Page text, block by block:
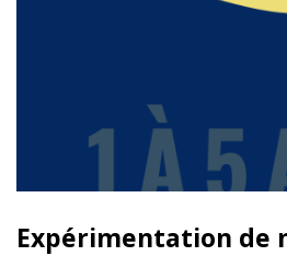
Expérimentation de